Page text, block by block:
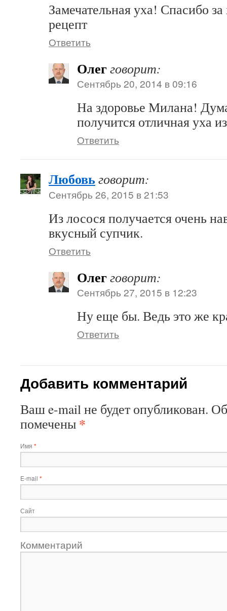
Замечательная уха! Спасибо
рецепт
Ответить
Олегговорит:
Сентябрь 20, 2014 в 09:16
На здоровье Милана!
получится отличная уха
Ответить
Любовь говорит:
Сентябрь 26, 2015 в 21:53
Из лосося получается очень
вкусный супчик.
Ответить
Олегговорит:
Сентябрь 27, 2015 в 12:23
Ну еще бы. Ведь это же
Ответить
Добавить комментарий
Ваш e-mail не будет опубликован.
помечены *
Имя *
E-mail *
Сайт
Комментарий